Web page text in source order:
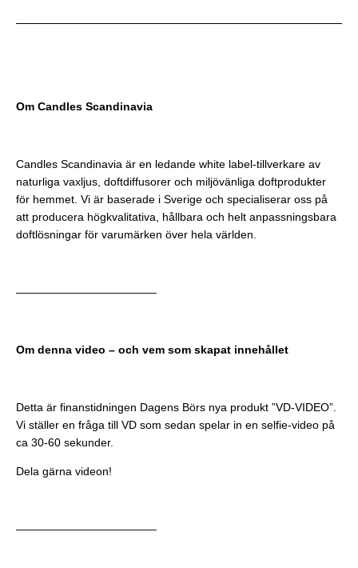
Om Candles Scandinavia
Candles Scandinavia är en ledande white label-tillverkare av
naturliga vaxljus, doftdiffusorer och miljövänliga doftprodukter
för hemmet. Vi är baserade i Sverige och specialiserar oss på
att producera högkvalitativa, hållbara och helt anpassningsbara
doftlösningar för varumärken över hela världen.
————————————–
Om denna video – och vem som skapat innehållet
Detta är finanstidningen Dagens Börs nya produkt ”VD-VIDEO”.
Vi ställer en fråga till VD som sedan spelar in en selfie-video på
ca 30-60 sekunder.
Dela gärna videon!
————————————–